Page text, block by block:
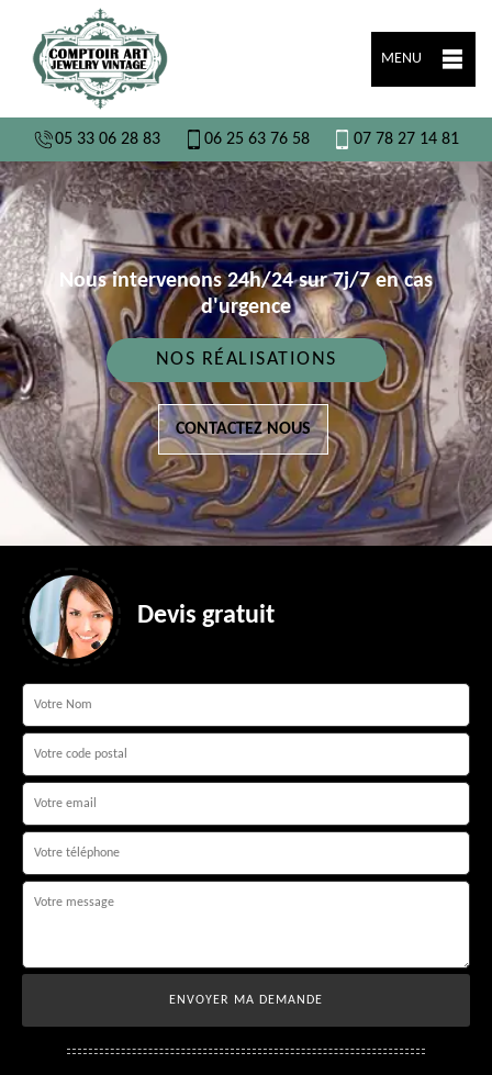
MENU
05 33 06 28 83 06 25 63 76 58 07 78 27 14 81
Nous intervenons 24h/24 sur 7j/7 en cas
d'urgence
NOS RÉALISATIONS
CONTACTEZ NOUS
Devis gratuit